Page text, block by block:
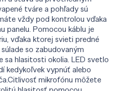
tváre a pohľady sú
vždy pod kontrolou vďaka
panelu. Pomocou káblu je
vďaka ktorej svieti predné
so zabudovaným
sa hlasitosti okolia. LED svetlo
kedykoľvek vypnúť alebo
mikrofónu môžete